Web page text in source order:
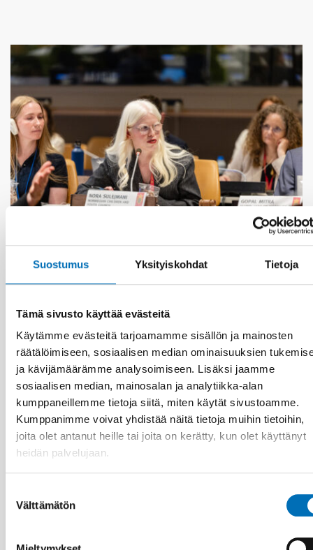
Suostumus Yksityiskohdat Tietoja
Tämä sivusto käyttää evästeitä
Käytämme evästeitä tarjoamamme sisällön ja mainosten
räätälöimiseen, sosiaalisen median ominaisuuksien
ja kävijämäärämme analysoimiseen. Lisäksi jaamme
sosiaalisen median, mainosalan ja analytiikka-alan
kumppaneillemme tietoja siitä, miten käytät sivustoamme.
Kumppanimme voivat yhdistää näitä tietoja muihin tietoihin,
joita olet antanut heille tai joita on kerätty, kun olet käyttänyt
heidän palvelujaan.
valinta
Välttämätön
“Active citizenship is not a privilege; it is a
right”